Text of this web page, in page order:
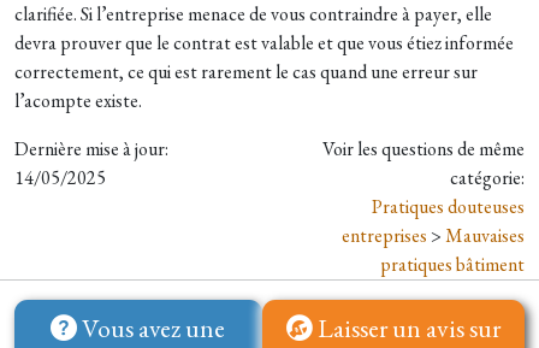
clarifiée. Si l’entreprise menace de vous contraindre à payer, elle
devra prouver que le contrat est valable et que vous étiez informée
correctement, ce qui est rarement le cas quand une erreur sur
l’acompte existe.
Dernière mise à jour:
14/05/2025
Voir les questions de même
catégorie:
Pratiques douteuses
entreprises >Mauvaises
pratiques bâtiment
Vous avez une
Laisser un avis sur